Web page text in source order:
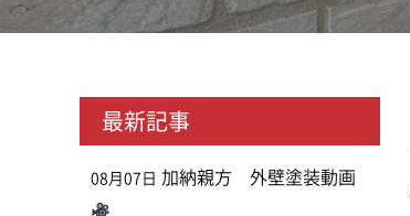
最新記事
08月07日 加納親方 外壁塗装動画